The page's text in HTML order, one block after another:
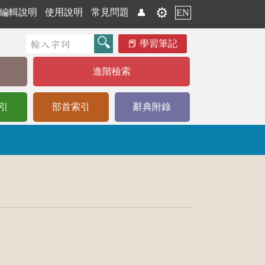
編輯說明 使用說明 常見問題 👤 ⚙️ EN
學習筆記
進階檢索
部首索引 辭典附錄